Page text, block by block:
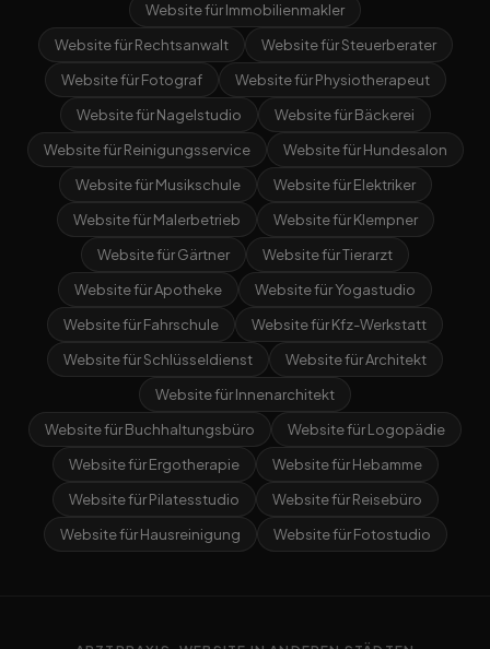
Website für Immobilienmakler
Website für Rechtsanwalt
Website für Steuerberater
Website für Fotograf
Website für Physiotherapeut
Website für Nagelstudio
Website für Bäckerei
Website für Reinigungsservice
Website für Hundesalon
Website für Musikschule
Website für Elektriker
Website für Malerbetrieb
Website für Klempner
Website für Gärtner
Website für Tierarzt
Website für Apotheke
Website für Yogastudio
Website für Fahrschule
Website für Kfz-Werkstatt
Website für Schlüsseldienst
Website für Architekt
Website für Innenarchitekt
Website für Buchhaltungsbüro
Website für Logopädie
Website für Ergotherapie
Website für Hebamme
Website für Pilatesstudio
Website für Reisebüro
Website für Hausreinigung
Website für Fotostudio